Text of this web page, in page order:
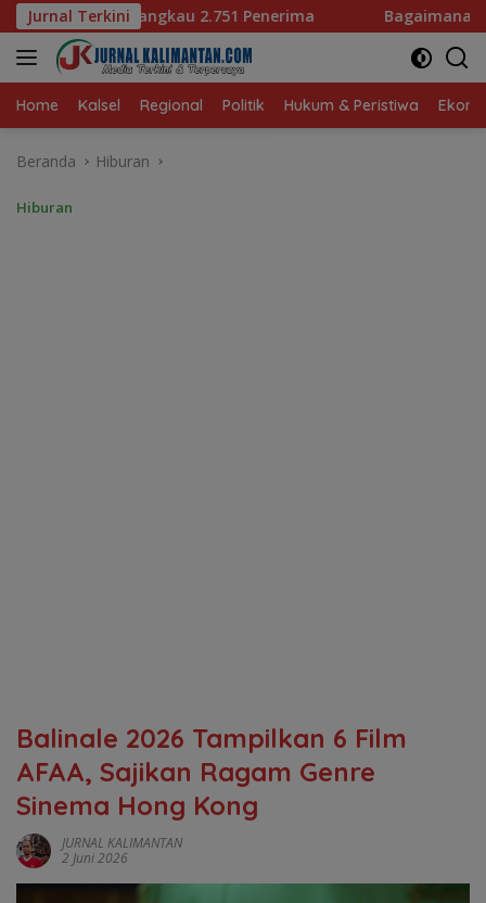
Langsung
ke
konten
Jurnal Terkini
Penerima Bagaimana KIP Hadapi Deepfake dan
Home Kalsel Regional Politik Hukum & Peristiwa
Beranda Hiburan
Hiburan
Balinale 2026 Tampilkan 6 Film
AFAA, Sajikan Ragam Genre
Sinema Hong Kong
JURNAL KALIMANTAN
2 Juni 2026